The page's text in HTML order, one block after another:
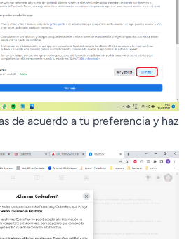
de acuerdo a tu preferencia y haz